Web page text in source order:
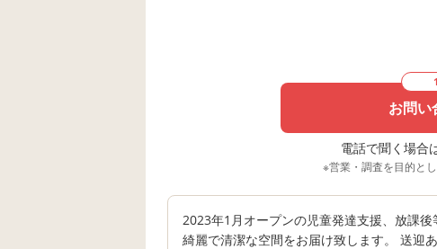
お問い
電話で聞く場合
※営業・調査を目的と
2023年1月オープンの児童発達支援、放課
綺麗で清潔な空間をお届け致します。 送迎